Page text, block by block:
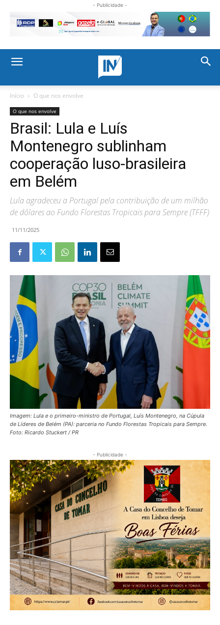
- Publicidade -
Início O que nos envolve
O que nos envolve
Brasil: Lula e Luís
Montenegro sublinham
cooperação luso-brasileira
em Belém
Lula agradeceu a Portugal pela contribuição de um milhão
de dólares ao Fundo Florestas Tropicais para Sempre (TFFF)
11/11/2025
Imagem: Lula e o primeiro-ministro de Portugal, Luís Montenegro, na Cúpula
de Líderes de Belém (PA): parceria no Fundo Florestas Tropicais para Sempre.
Foto: Ricardo Stuckert / PR
- Publicidade -